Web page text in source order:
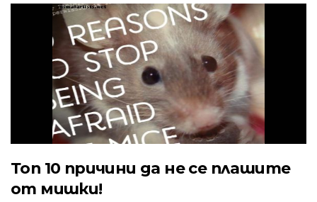
Топ 10 причини да не се плашите
от мишки!